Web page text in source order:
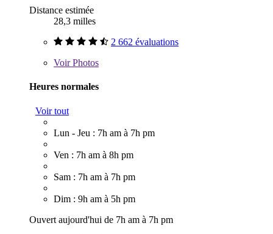
Distance estimée
28,3 milles
2 662 évaluations
VoirPhotos
Heures normales
Voir tout
Lun - Jeu : 7h am à 7h pm
Ven : 7h am à 8h pm
Sam : 7h am à 7h pm
Dim : 9h am à 5h pm
Ouvert aujourd'hui de 7h am à 7h pm